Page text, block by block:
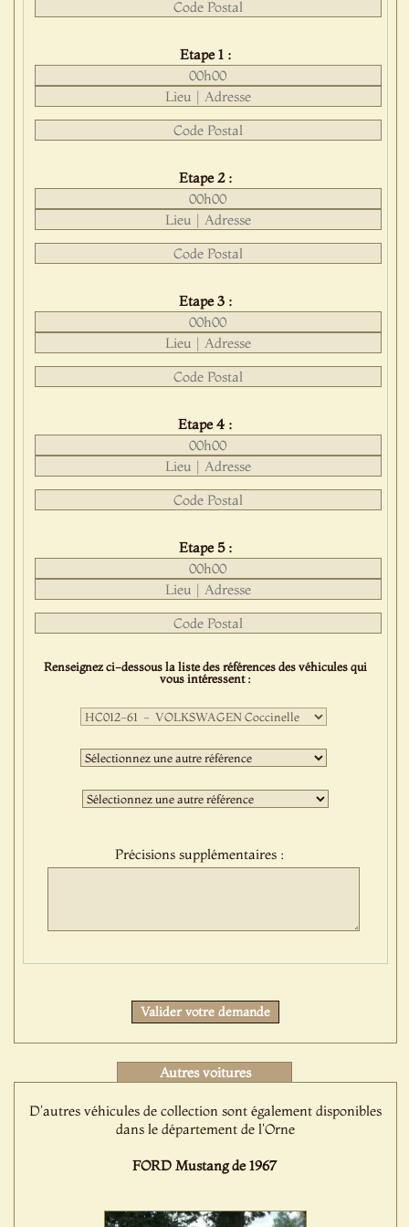
Etape 1 :
Etape 2 :
Etape 3 :
Etape 4 :
Etape 5 :
Renseignez ci-dessous la liste des références des véhicules qui
vous intéressent :
Première
sélection
:Deuxième
sélection
:Troisième
sélection
Précisions supplémentaires :
Valider votre demande
Autres voitures
D'autres véhicules de collection sont également disponibles
dans le département de l'Orne
FORD Mustang de 1967